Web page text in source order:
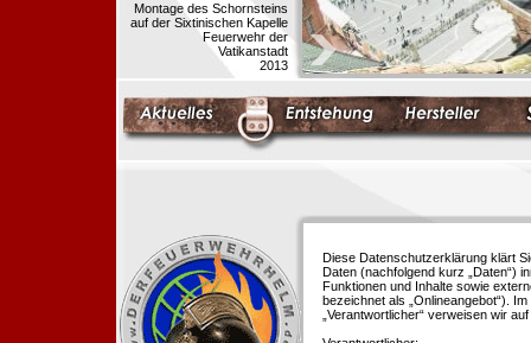
Montage des Schornsteins
auf der Sixtinischen Kapelle
Feuerwehr der
Vatikanstadt
2013
Diese Datenschutzerklärung klärt
Daten (nachfolgend kurz „Daten“)
Funktionen und Inhalte sowie
bezeichnet als „Onlineangebot“).
„Verantwortlicher“ verweisen wir